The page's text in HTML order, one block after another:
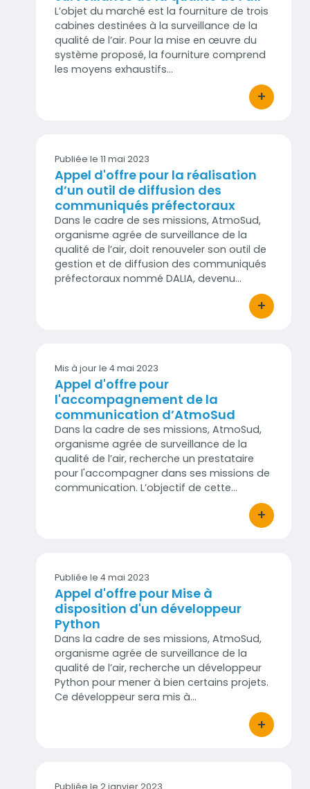
L’objet du marché est la fourniture de trois
cabines destinées à la surveillance de la
qualité de l’air. Pour la mise en œuvre du
système proposé, la fourniture comprend
les moyens exhaustifs…
+
bouton
Publiée le 11 mai 2023
Appel d'offre pour la réalisation
d’un outil de diffusion des
communiqués préfectoraux
Dans le cadre de ses missions, AtmoSud,
organisme agrée de surveillance de la
qualité de l’air, doit renouveler son outil de
gestion et de diffusion des communiqués
préfectoraux nommé DALIA, devenu…
+
bouton
Mis à jour le 4 mai 2023
Appel d'offre pour
l'accompagnement de la
communication d’AtmoSud
Dans la cadre de ses missions, AtmoSud,
organisme agrée de surveillance de la
qualité de l’air, recherche un prestataire
pour l'accompagner dans ses missions de
communication. L’objectif de cette…
+
bouton
Publiée le 4 mai 2023
Appel d'offre pour Mise à
disposition d'un développeur
Python
Dans la cadre de ses missions, AtmoSud,
organisme agrée de surveillance de la
qualité de l’air, recherche un développeur
Python pour mener à bien certains projets.
Ce développeur sera mis à…
+
bouton
Publiée le 2 janvier 2023